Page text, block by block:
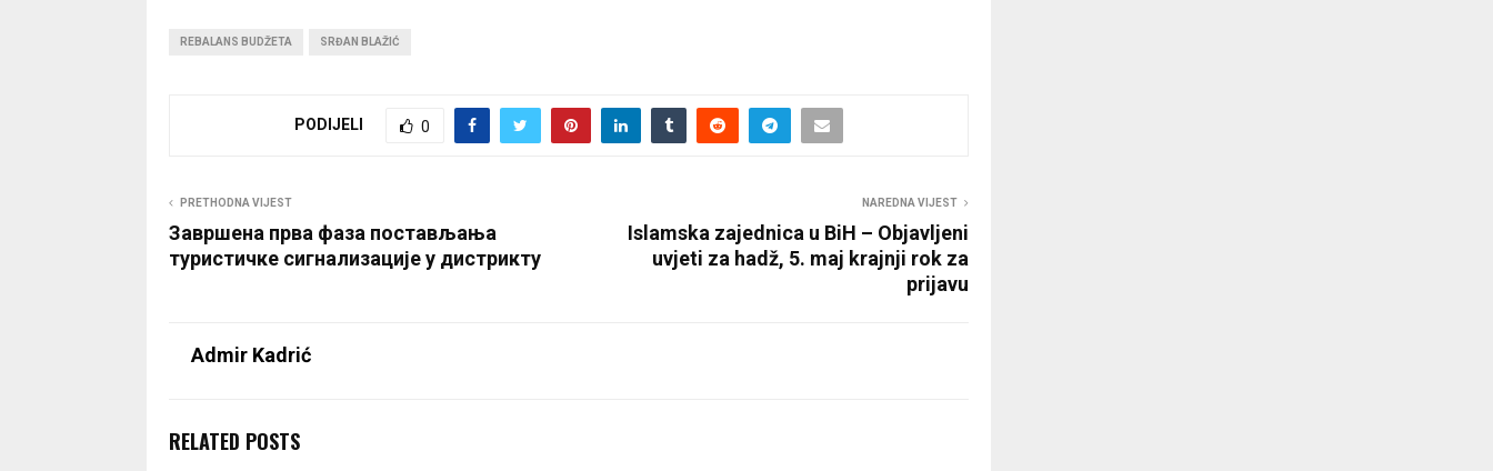
REBALANS BUDŽETA SRĐAN BLAŽIĆ
PODIJELI 0
PRETHODNA VIJEST
Завршена прва фаза постављања
туристичке сигнализације у дистрикту
NAREDNA VIJEST
Islamska zajednica u BiH – Objavljeni
uvjeti za hadž, 5. maj krajnji rok za
prijavu
Admir Kadrić
RELATED POSTS